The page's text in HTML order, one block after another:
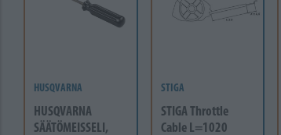
HUSQVARNA
HUSQVARNA
SÄÄTÖMEISSELI,
STIGA
STIGA Throttle
Cable L=1020